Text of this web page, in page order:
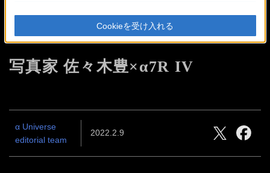
PROFESSIONAL INTERVIEW
#09
写真家 佐々木豊×α7R IV
α Universe
editorial team
2022.2.9
Cookieを受け入れる